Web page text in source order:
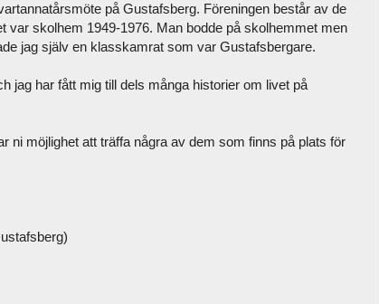
på Gustafsberg. Föreningen består av de
var skolhem 1949-1976. Man bodde på skolhemmet men
jag själv en klasskamrat som var Gustafsbergare.
jag har fått mig till dels många historier om livet på
ni möjlighet att träffa några av dem som finns på plats för